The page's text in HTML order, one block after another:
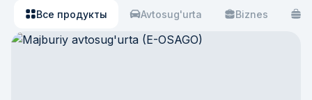
Все продукты Avtosug'urta Biznes